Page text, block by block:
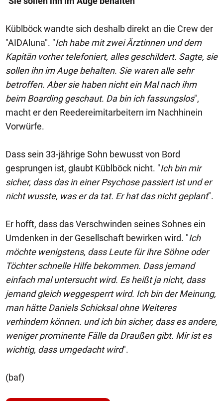
Küblböck wandte sich deshalb direkt an die Crew der
"AIDAluna". "Ich habe mit zwei Ärztinnen und dem
Kapitän vorher telefoniert, alles geschildert. Sagte, sie
sollen ihn im Auge behalten. Sie waren alle sehr
betroffen. Aber sie haben nicht ein Mal nach ihm
beim Boarding geschaut. Da bin ich fassungslos",
macht er den Reedereimitarbeitern im Nachhinein
Vorwürfe.
Dass sein 33-jährige Sohn bewusst von Bord
gesprungen ist, glaubt Küblböck nicht. "Ich bin mir
sicher, dass das in einer Psychose passiert ist und er
nicht wusste, was er da tat. Er hat das nicht geplant".
Er hofft, dass das Verschwinden seines Sohnes ein
Umdenken in der Gesellschaft bewirken wird. "Ich
möchte wenigstens, dass Leute für ihre Söhne oder
Töchter schnelle Hilfe bekommen. Dass jemand
einfach mal untersucht wird. Es heißt ja nicht, dass
jemand gleich weggesperrt wird. Ich bin der Meinung,
man hätte Daniels Schicksal ohne Weiteres
verhindern können. und ich bin sicher, dass es andere,
weniger prominente Fälle da Draußen gibt. Mir ist es
wichtig, dass umgedacht wird".
(baf)